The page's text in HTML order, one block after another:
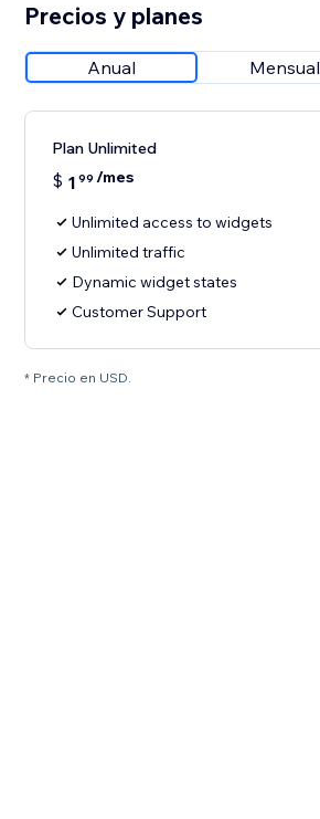
Precios y planes
Anual Mensual
Plan Unlimited
$ 1 99 /mes
Unlimited access to widgets
Unlimited traffic
Dynamic widget states
Customer Support
* Precio en USD.